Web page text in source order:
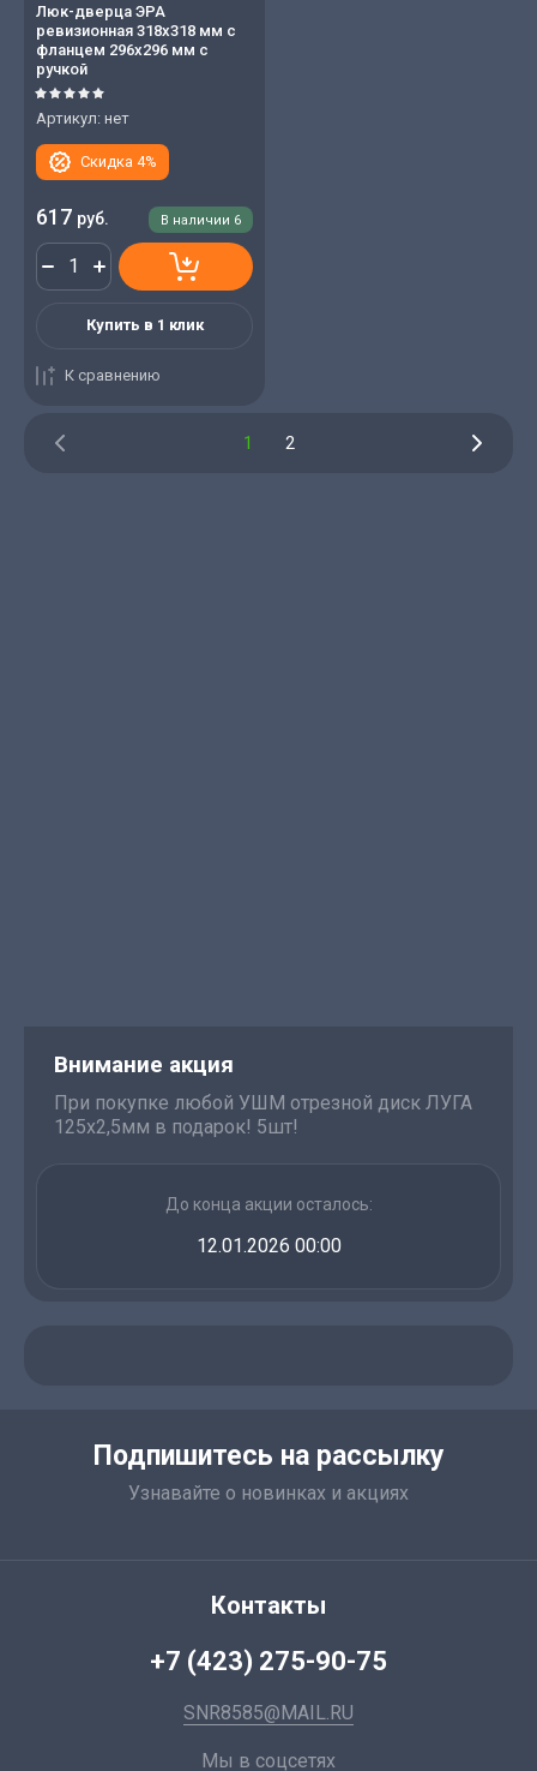
Внимание акция
При покупке любой УШМ отрезной диск ЛУГА
125х2,5мм в подарок! 5шт!
До конца акции осталось:
12.01.2026 00:00
Люк-дверца ЭРА
ревизионная 318х318 мм с
фланцем 296х296 мм с
ручкой
Артикул: нет
Скидка 4%
В наличии 6
617 руб.
Купить в 1 клик
К сравнению
1 2
Подпишитесь на рассылку
Узнавайте о новинках и акциях
Контакты
+7 (423) 275-90-75
SNR8585@MAIL.RU
Мы в соцсетях